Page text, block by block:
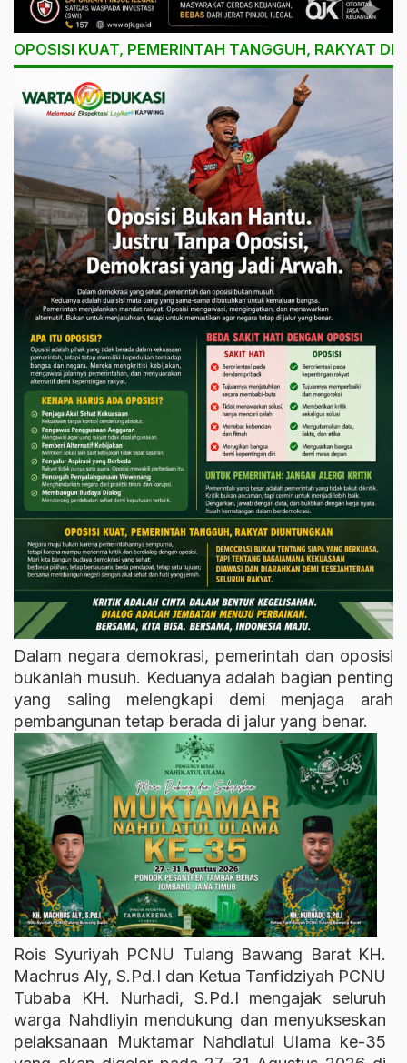
OPOSISI KUAT, PEMERINTAH TANGGUH, RAKYAT
Dalam negara demokrasi, pemerintah dan oposisi
bukanlah musuh. Keduanya adalah bagian penting
yang saling melengkapi demi menjaga arah
pembangunan tetap berada di jalur yang benar.
Rois Syuriyah PCNU Tulang Bawang Barat KH.
Machrus Aly, S.Pd.I dan Ketua Tanfidziyah PCNU
Tubaba KH. Nurhadi, S.Pd.I mengajak seluruh
warga Nahdliyin mendukung dan menyukseskan
pelaksanaan Muktamar Nahdlatul Ulama ke-35